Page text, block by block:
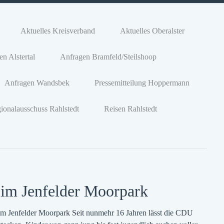
Aktuelles Kreisverband Aktuelles Oberalster
Alstertal Anfragen Bramfeld/Steilshoop
Anfragen Wandsbek Pressemitteilung Hoppermann
Rahlstedt Reisen Rahlstedt
Jenfelder Moorpark
Jenfelder Moorpark Seit nunmehr 16 Jahren lässt die CDU